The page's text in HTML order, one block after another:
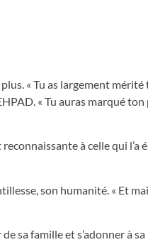
« Tu as largement mérité
« Tu auras marqué
à celle qui l’a
son humanité. « Et
sa famille et s’adonner à